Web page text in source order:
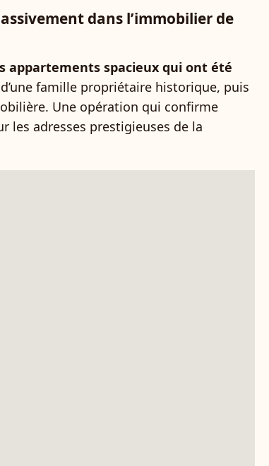
dans l’immobilier de
appartements spacieux qui ont été
d’une famille propriétaire historique, puis
Une opération qui confirme
les adresses prestigieuses de la